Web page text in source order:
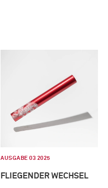
AUSGABE 03 2025
FLIEGENDER WECHSEL